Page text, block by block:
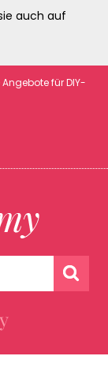
auch auf
für DIY-